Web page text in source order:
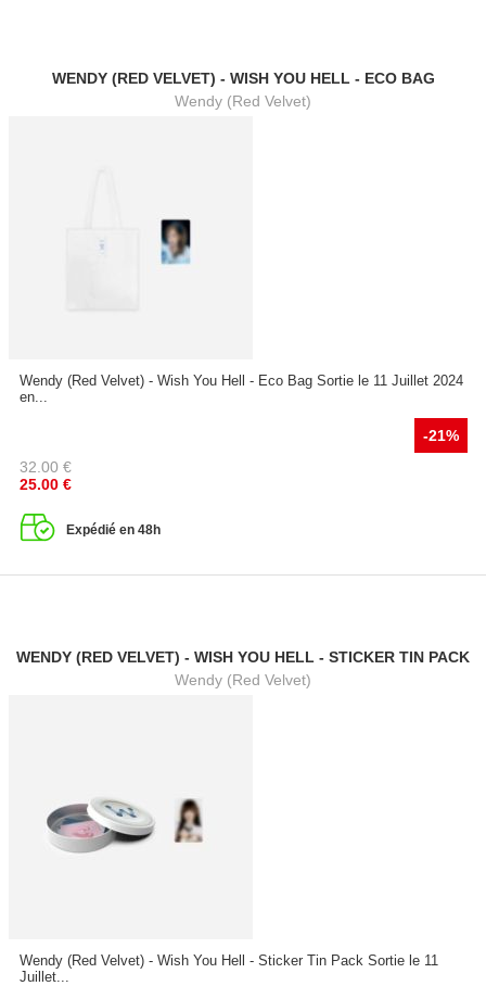
WENDY (RED VELVET) - WISH YOU HELL - ECO BAG
Wendy (Red Velvet)
Wendy (Red Velvet) - Wish You Hell - Eco Bag Sortie le 11 Juillet 2024
en...
-21%
32.00 €
25.00 €
Expédié en 48h
WENDY (RED VELVET) - WISH YOU HELL - STICKER TIN PACK
Wendy (Red Velvet)
Wendy (Red Velvet) - Wish You Hell - Sticker Tin Pack Sortie le 11
Juillet...